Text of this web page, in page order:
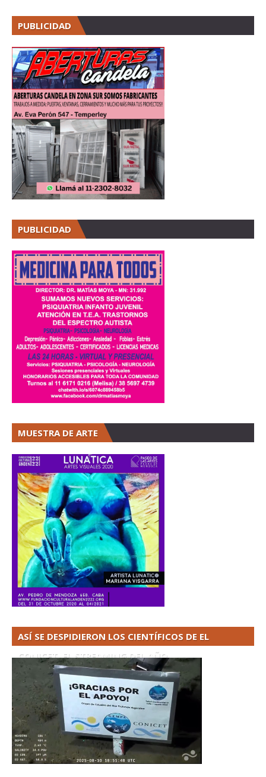
PUBLICIDAD
PUBLICIDAD
MUESTRA DE ARTE
ASÍ SE DESPIDIERON LOS CIENTÍFICOS DE EL
CONICET. EL STREAMING DEL AÑO